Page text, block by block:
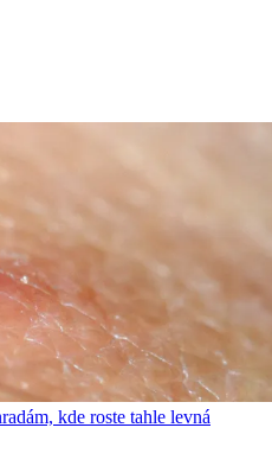
kde roste tahle levná